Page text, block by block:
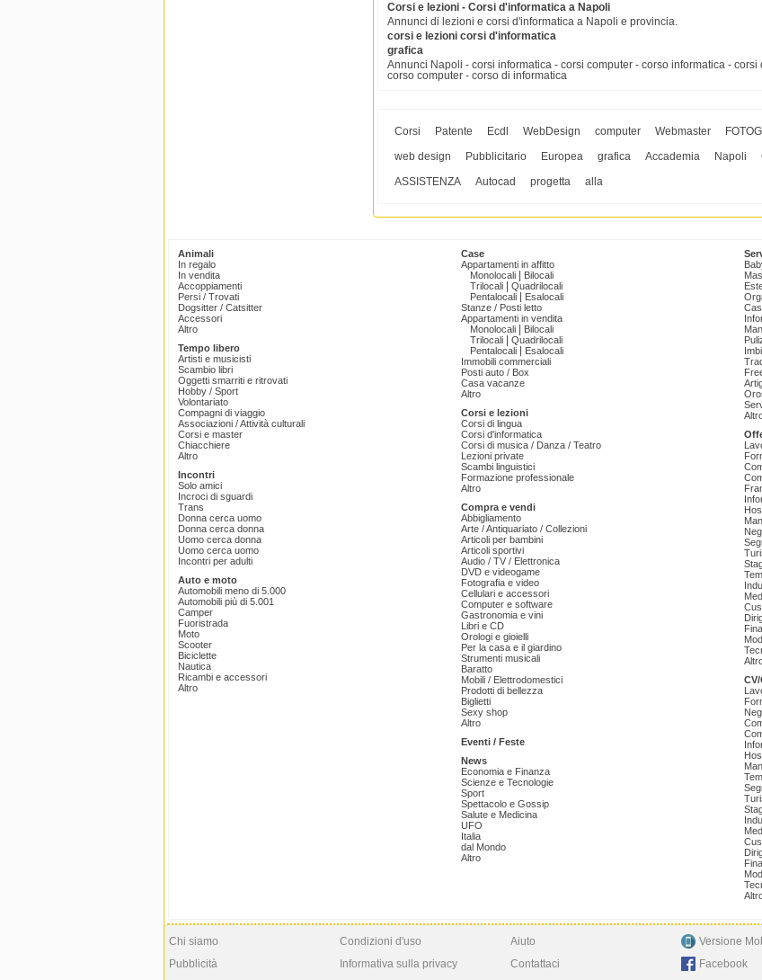
Corsi e lezioni - Corsi d'informatica a Napoli
Annunci di lezioni e corsi d'informatica a Napoli e provincia.
corsi e lezioni corsi d'informatica
grafica
Annunci Napoli - corsi informatica - corsi computer - corso informatica -
corso computer - corso di informatica
Corsi Patente Ecdl WebDesign computer Webmaster
web design
Pubblicitario Europea grafica Accademia Napoli
ASSISTENZA
Autocad progetta alla
Animali
In regalo
In vendita
Accoppiamenti
Persi / Trovati
Dogsitter / Catsitter
Accessori
Altro
Tempo libero
Artisti e musicisti
Scambio libri
Oggetti smarriti e ritrovati
Hobby / Sport
Volontariato
Compagni di viaggio
Associazioni / Attività culturali
Corsi e master
Chiacchiere
Altro
Incontri
Solo amici
Incroci di sguardi
Trans
Donna cerca uomo
Donna cerca donna
Uomo cerca donna
Uomo cerca uomo
Incontri per adulti
Auto e moto
Automobili meno di 5.000
Automobili più di 5.001
Camper
Fuoristrada
Moto
Scooter
Biciclette
Nautica
Ricambi e accessori
Altro
Case
Appartamenti in affitto
Monolocali
Bilocali
Trilocali
Quadrilocali
Pentalocali
Esalocali
Stanze / Posti letto
Appartamenti in vendita
Monolocali
Bilocali
Trilocali
Quadrilocali
Pentalocali
Esalocali
Immobili commerciali
Posti auto / Box
Casa vacanze
Altro
Corsi e lezioni
Corsi di lingua
Corsi d'informatica
Corsi di musica / Danza / Teatro
Lezioni private
Scambi linguistici
Formazione professionale
Altro
Compra e vendi
Abbigliamento
Arte / Antiquariato / Collezioni
Articoli per bambini
Articoli sportivi
Audio / TV / Elettronica
DVD e videogame
Fotografia e video
Cellulari e accessori
Computer e software
Gastronomia e vini
Libri e CD
Orologi e gioielli
Per la casa e il giardino
Strumenti musicali
Baratto
Mobili / Elettrodomestici
Prodotti di bellezza
Biglietti
Sexy shop
Altro
Eventi / Feste
News
Economia e Finanza
Scienze e Tecnologie
Sport
Spettacolo e Gossip
Salute e Medicina
UFO
Italia
dal Mondo
Altro
Chi siamo
Pubblicità
Condizioni d'uso
Informativa sulla privacy
Aiuto
Contattaci
Versione
Facebook